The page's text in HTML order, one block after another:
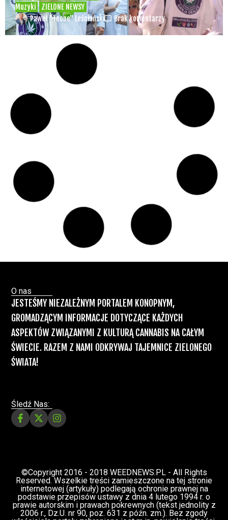
Muzyki
ZIELONE NEWSY
Paweł "Teone" Leśniański Brak komentarzy
Świat Medycznej
ZIELONE NEWSY
Czy w pociągach PKP IC można używać
medycznej marihuany? Mamy odpowiedź
spółki
Paweł "Teone" Leśniański
Odmiany Medycznej
ZIELONE NEWSY
13 lip, 2026
Badania wykazały, że medyczna marihuana
łagodzi objawy „zespołu niespokojnych
Paweł "Teone" Leśniański Brak komentarzy
Świat Medycznej Marihuany
Prawa i legalizacji marihuany
ZIELONE NEWSY
12 lip, 2026
Recepty na medyczną marihuanę –
Ministerstwo Zdrowia zapowiada kolejne
zmiany
Świat Palaczy Świat Prawa i
legalizacji marihuany ZIELONE
NEWSY
07 lip, 2026
Depenalizacji marihuany nie będzie – opinia
Paweł "Teone" Leśniański 10 komentarzy